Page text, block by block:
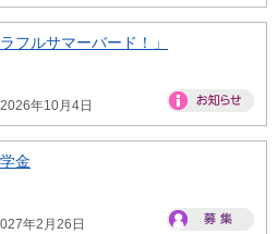
フルサマーバード！」
年10月4日
金
年2月26日